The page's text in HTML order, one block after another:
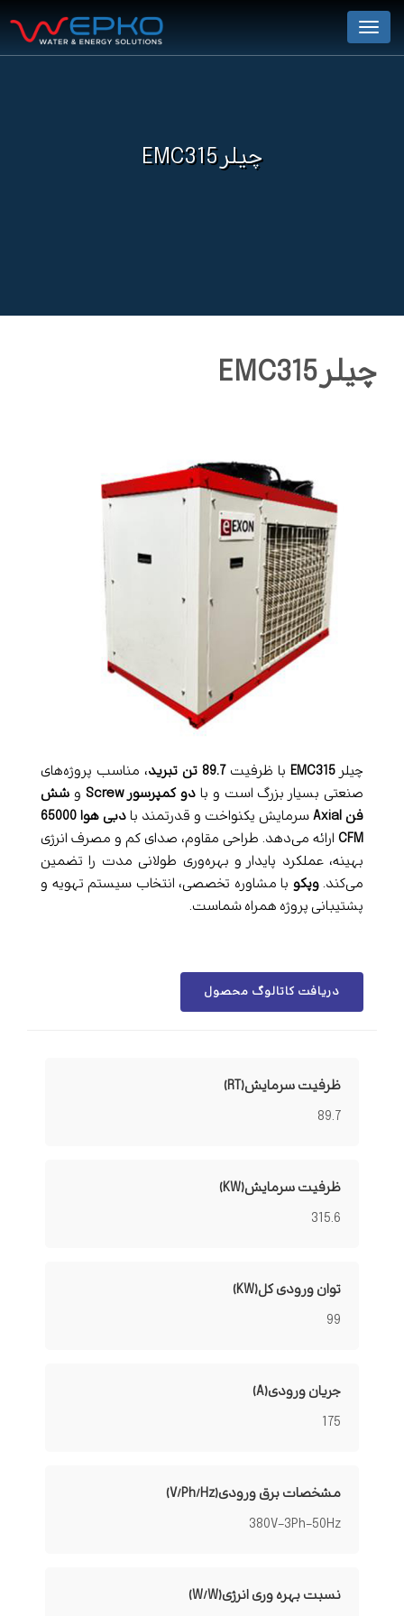
Menu
چیلر EMC315
چیلر EMC315
چیلرEMC315 با ظرفیت89.7 تن تبرید
، مناسب پروژه‌های
صنعتی بسیار بزرگ است و با دو کمپرسور Screw و شش
فن Axial
سرمایش یکنواخت و قدرتمند با
دبی هوا 65000
CFM ارائه می‌دهد. طراحی مقاوم، صدای کم و مصرف انرژی
بهینه، عملکرد پایدار و بهره‌وری طولانی مدت را تضمین
می‌کند.وپکو با مشاوره تخصصی، انتخاب سیستم تهویه و
پشتیبانی پروژه همراه شماست.
دریافت کاتالوگ محصول
ظرفیت سرمایش(RT)
89.7
ظرفیت سرمایش(KW)
315.6
توان ورودی کل(KW)
99
جریان ورودی(A)
175
مشخصات برق ورودی(V/Ph/Hz)
380V-3Ph-50Hz
نسبت بهره وری انرژی(W/W)